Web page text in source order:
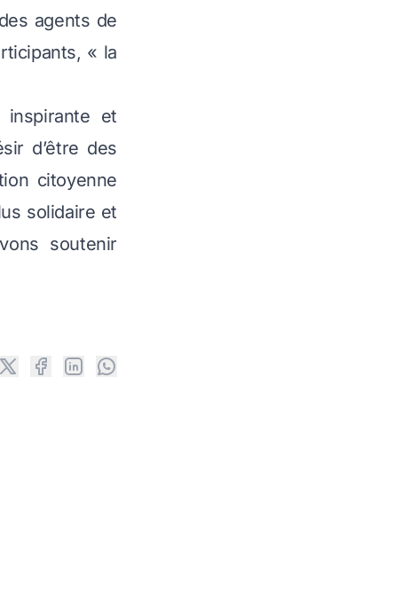
agents de
« la
et
d’être des
citoyenne
solidaire et
soutenir